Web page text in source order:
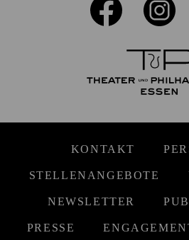
KONTAKT
STELLENANGEBOTE
NEWSLETTER
PRESSE